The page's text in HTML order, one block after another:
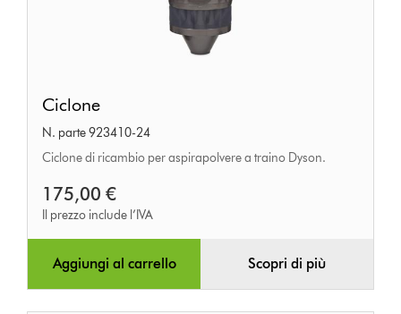
Ciclone
N. parte 923410-24
Ciclone di ricambio per aspirapolvere a traino Dyson.
175,00 €
Il prezzo include l’IVA
Aggiungi al carrello Scopri di più